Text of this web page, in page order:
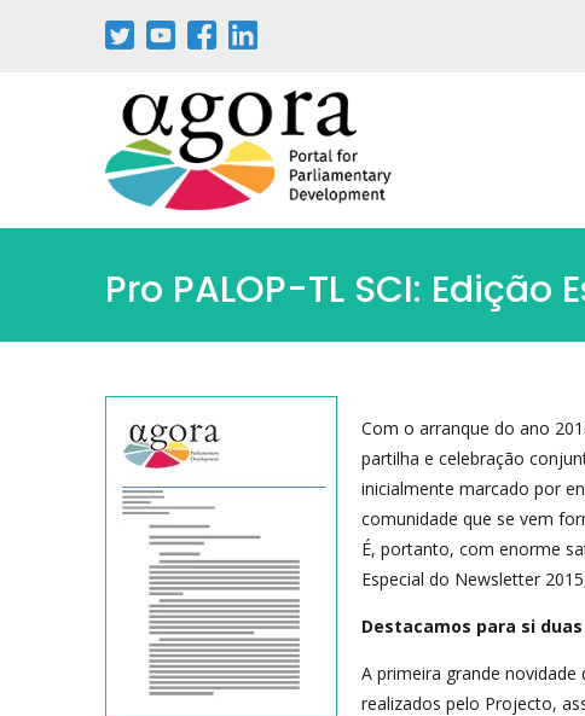
Pro PALOP-TL SCI:
Com o arranque do ano
partilha e celebração
inicialmente marcado por
comunidade que se vem
É, portanto, com enorme
Especial do Newsletter
Destacamos para si
A primeira grande
realizados pelo Projecto,